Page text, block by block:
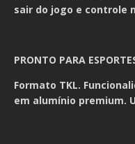
sair do jogo e controle
PRONTO PARA
Formato TKL.
em alumínio premium.